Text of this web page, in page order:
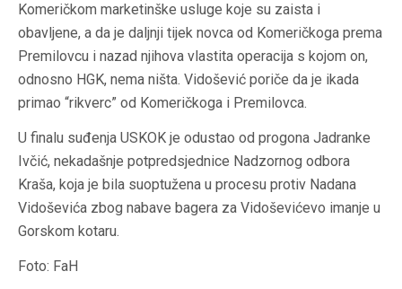
Komeričkom marketinške usluge koje su zaista i
obavljene, a da je daljnji tijek novca od Komeričkoga prema
Premilovcu i nazad njihova vlastita operacija s kojom on,
odnosno HGK, nema ništa. Vidošević poriče da je ikada
primao “rikverc” od Komeričkoga i Premilovca.
U finalu suđenja USKOK je odustao od progona Jadranke
Ivčić, nekadašnje potpredsjednice Nadzornog odbora
Kraša, koja je bila suoptužena u procesu protiv Nadana
Vidoševića zbog nabave bagera za Vidoševićevo imanje u
Gorskom kotaru.
Foto: FaH